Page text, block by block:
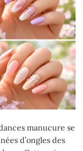
manucure se
d’ongles des